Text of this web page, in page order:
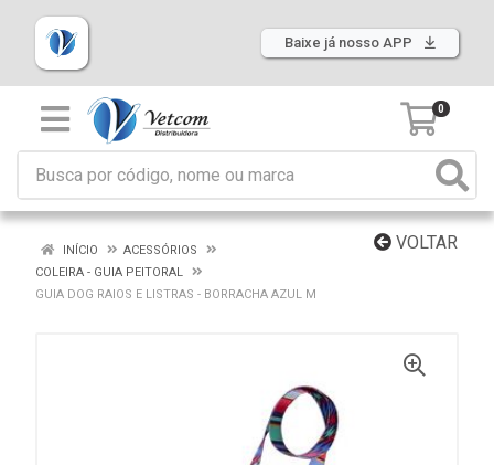
Baixe já nosso APP
0
VOLTAR
INÍCIO
ACESSÓRIOS
COLEIRA - GUIA PEITORAL
GUIA DOG RAIOS E LISTRAS - BORRACHA AZUL M